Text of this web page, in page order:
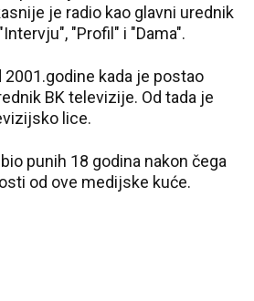
je radio kao glavni urednik
"Profil" i "Dama".
2001.godine kada je postao
BK televizije. Od tada je
lice.
punih 18 godina nakon čega
od ove medijske kuće.